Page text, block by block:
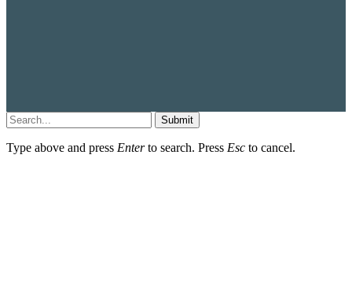
Submit
Type above and press Enterto search. Press Esc to cancel.